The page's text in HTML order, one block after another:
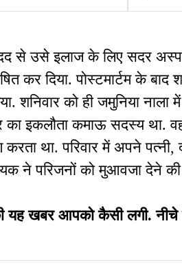
से उसे इलाज के लिए सदर
कर दिया. पोस्टमार्टम के
शनिवार को ही जमुनिया
का इकलौता कमाऊ सदस्य था.
करता था. परिवार में अपने
ने परिजनों को मुआवजा देने
खबर आपको कैसी लगी. नीचे